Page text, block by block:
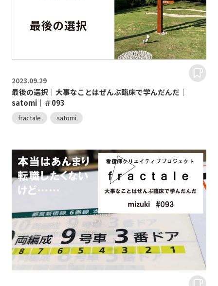
2023.09.29
最後の選択｜大事なことはぜんぶ臨床で学んだんだ｜
satomi｜＃093
fractale satomi